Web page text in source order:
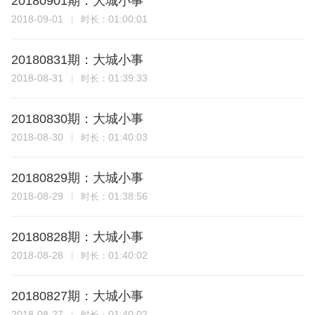
2018-09-01 时长： 01:00:01
20180831期：大城小事
2018-08-31 时长： 01:39:33
20180830期：大城小事
2018-08-30 时长： 01:40:03
20180829期：大城小事
2018-08-29 时长： 01:38:56
20180828期：大城小事
2018-08-28 时长： 01:40:02
20180827期：大城小事